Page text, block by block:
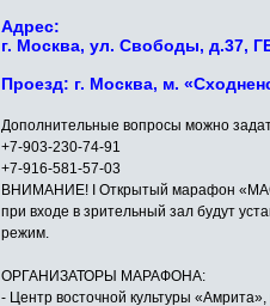
Адрес:
г. Москва, ул. Свободы, д.37,
Проезд: г. Москва, м.
Дополнительные вопросы можно
+7-903-230-74-91
+7-916-581-57-03
ВНИМАНИЕ! I Открытый марафон
при входе в зрительный зал будут
режим.
ОРГАНИЗАТОРЫ МАРАФОНА:
- Центр восточной культуры